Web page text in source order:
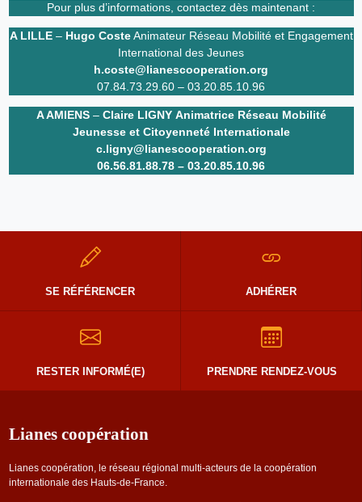
Pour plus d’informations, contactez dès maintenant :
A LILLE– Hugo CosteAnimateur Réseau Mobilité et Engagement
International des Jeunes
h.coste@lianescooperation.org
07.84.73.29.60 – 03.20.85.10.96
A AMIENS– Claire LIGNY Animatrice Réseau Mobilité
Jeunesse et Citoyenneté Internationale
c.ligny@lianescooperation.org
06.56.81.88.78 – 03.20.85.10.96
SE RÉFÉRENCER ADHÉRER
RESTER INFORMÉ(E) PRENDRE RENDEZ-VOUS
Lianes coopération
Lianes coopération, le réseau régional multi-acteurs de la coopération
internationale des Hauts-de-France.